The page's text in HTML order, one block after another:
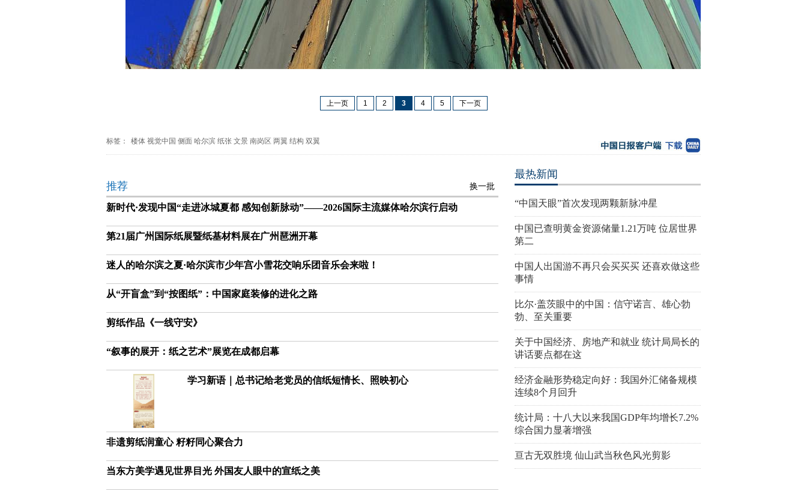
上一页 1 2 3 4 5 下一页
标签： 楼体 视觉中国 侧面 哈尔滨 纸张 文景 南岗区 两翼 结构 双翼
推荐 换一批
新时代·发现中国“走进冰城夏都 感知创新脉动”——2026国际主流媒体哈尔滨行启动
第21届广州国际纸展暨纸基材料展在广州琶洲开幕
迷人的哈尔滨之夏·哈尔滨市少年宫小雪花交响乐团音乐会来啦！
从“开盲盒”到“按图纸”：中国家庭装修的进化之路
剪纸作品《一线守安》
“叙事的展开：纸之艺术”展览在成都启幕
学习新语｜总书记给老党员的信纸短情长、照映初心
非遗剪纸润童心 籽籽同心聚合力
当东方美学遇见世界目光 外国友人眼中的宣纸之美
最热新闻
“中国天眼”首次发现两颗新脉冲星
中国已查明黄金资源储量1.21万吨 位居世界
第二
中国人出国游不再只会买买买 还喜欢做这些
事情
比尔·盖茨眼中的中国：信守诺言、雄心勃
勃、至关重要
关于中国经济、房地产和就业 统计局局长的
讲话要点都在这
经济金融形势稳定向好：我国外汇储备规模
连续8个月回升
统计局：十八大以来我国GDP年均增长7.2%
综合国力显著增强
亘古无双胜境 仙山武当秋色风光剪影